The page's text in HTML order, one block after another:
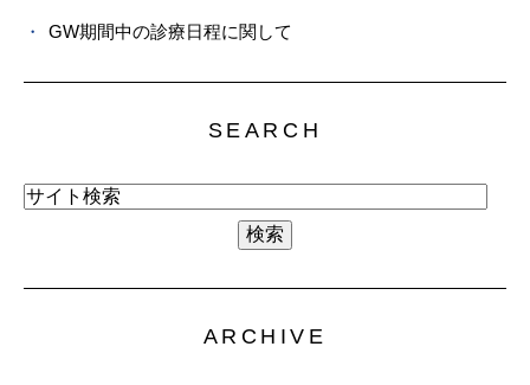
GW期間中の診療日程に関して
SEARCH
ARCHIVE